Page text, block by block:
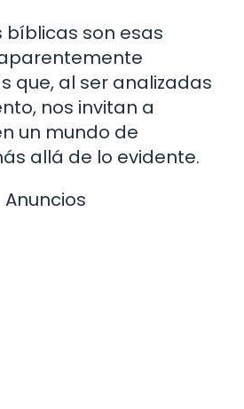
bíblicas son esas
que, al ser analizadas
nos invitan a
un mundo de
allá de lo evidente.
Anuncios